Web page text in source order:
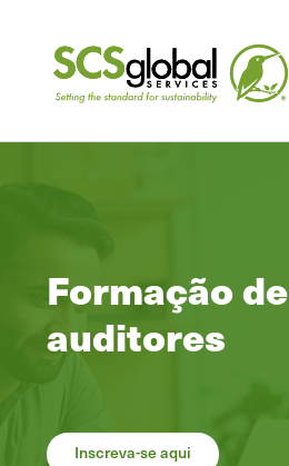
Formação de
auditores
Inscreva-se aqui